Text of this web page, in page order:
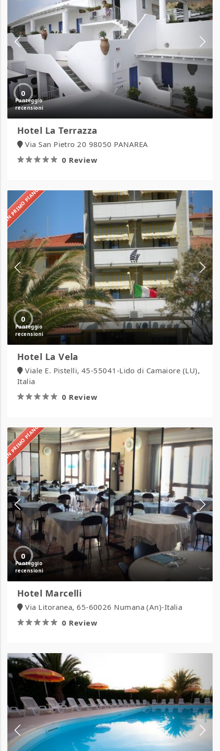
0
Hotel La Terrazza
Via San Pietro 20 98050 PANAREA
0 Review
IN PRIMO PIANO
0
Hotel La Vela
Viale E. Pistelli, 45-55041-Lido di Camaiore (LU),
Italia
0 Review
IN PRIMO PIANO
0
Hotel
Marcelli
Hotel Marcelli
Via Litoranea, 65-60026 Numana (An)-Italia
0 Review
Hotel
Maria